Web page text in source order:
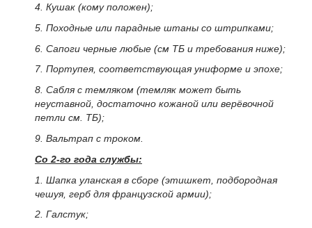
4. Кушак (кому положен);
5. Походные или парадные штаны со штрипками;
6. Сапоги черные любые (см ТБ и требования ниже);
7. Портупея, соответствующая униформе и эпохе;
8. Сабля с темляком (темляк может быть
неуставной, достаточно кожаной или верёвочной
петли см. ТБ);
9. Вальтрап с троком.
Со 2-го года службы:
1. Шапка уланская в сборе (этишкет, подбородная
чешуя, герб для французской армии);
2. Галстук;